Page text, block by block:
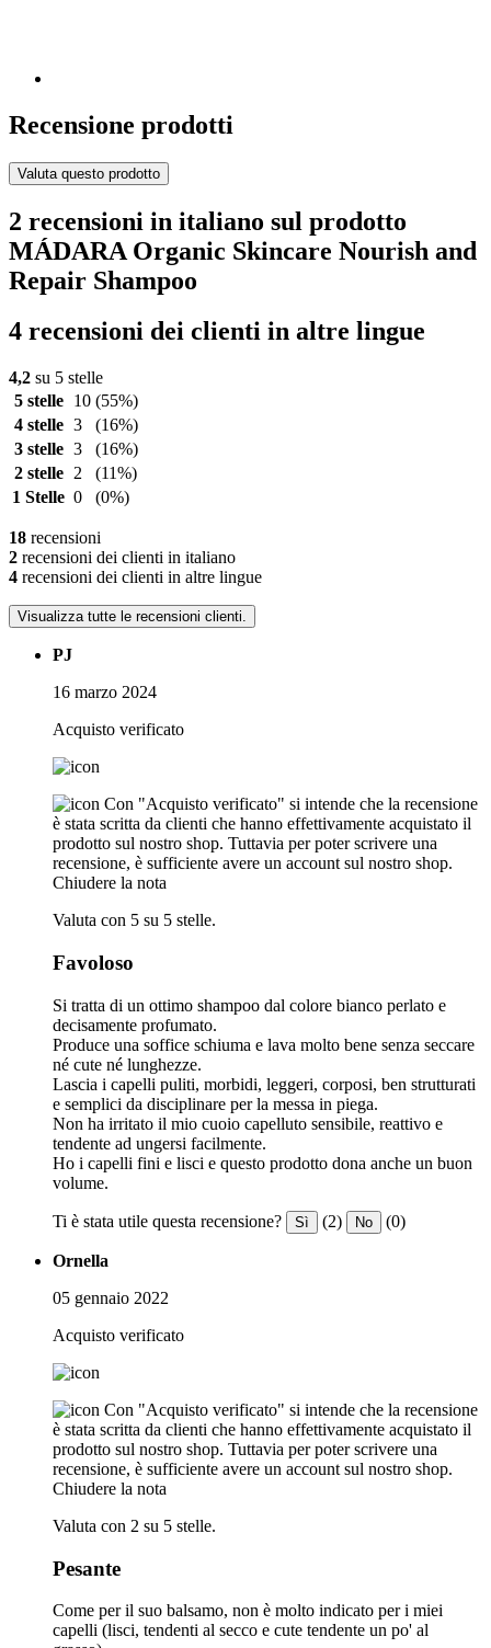
Recensione prodotti
Valuta questo prodotto
2 recensioni in italiano sul prodotto
MÁDARA Organic Skincare Nourish and
Repair Shampoo
4 recensioni dei clienti in altre lingue
4,2 su 5 stelle
5 stelle
10 (55%)
4 stelle 3
(16%)
3 stelle 3
(16%)
2 stelle
2
(11%)
1 Stelle 0 (0%)
18 recensioni
2 recensioni dei clienti in italiano
4 recensioni dei clienti in altre lingue
Visualizza tutte le recensioni clienti.
PJ
16 marzo 2024
Acquisto verificato
Con "Acquisto verificato" si intende che la recensione
è stata scritta da clienti che hanno effettivamente acquistato il
prodotto sul nostro shop. Tuttavia per poter scrivere una
recensione, è sufficiente avere un account sul nostro shop.
Chiudere la nota
Valuta con 5 su 5 stelle.
Favoloso
Si tratta di un ottimo shampoo dal colore bianco perlato e
decisamente profumato.
Produce una soffice schiuma e lava molto bene senza seccare
né cute né lunghezze.
Lascia i capelli puliti, morbidi, leggeri, corposi, ben strutturati
e semplici da disciplinare per la messa in piega.
Non ha irritato il mio cuoio capelluto sensibile, reattivo e
tendente ad ungersi facilmente.
Ho i capelli fini e lisci e questo prodotto dona anche un buon
volume.
Ti è stata utile questa recensione? Sì (2) No (0)
Ornella
05 gennaio 2022
Acquisto verificato
Con "Acquisto verificato" si intende che la recensione
è stata scritta da clienti che hanno effettivamente acquistato il
prodotto sul nostro shop. Tuttavia per poter scrivere una
recensione, è sufficiente avere un account sul nostro shop.
Chiudere la nota
Valuta con 2 su 5 stelle.
Pesante
Come per il suo balsamo, non è molto indicato per i miei
capelli (lisci, tendenti al secco e cute tendente un po' al